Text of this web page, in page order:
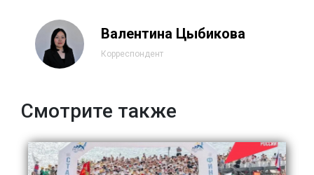
Валентина Цыбикова
Корреспондент
Смотрите также